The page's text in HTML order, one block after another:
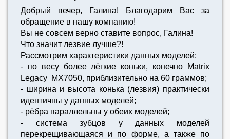
Добрый вечер, Галина! Благодарим Вас за
обращение в нашу компанию!
Вы не совсем верно ставите вопрос, Галина!
Что значит лезвие лучше?!
Рассмотрим характеристики данных моделей:
- по весу более лёгкие коньки, конечно Matrix
Legacy MX7050, приблизительно на 60 граммов;
- ширина и высота конька (лезвия) практически
идентичны у данных моделей;
- рёбра параллельны у обеих моделей;
- система зубцов у данных моделей
перекрещивающаяся и по форме, а также по